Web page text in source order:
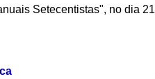
Setecentistas", no dia 21